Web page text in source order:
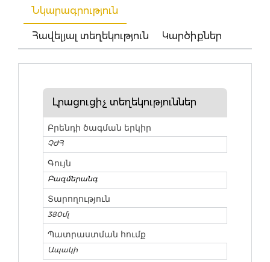
Նկարագրություն
Հավելյալ տեղեկություն Կարծիքներ
Լրացուցիչ տեղեկություններ
Բրենդի ծագման երկիր
ՉԺՀ
Գույն
Բազմերանգ
Տարողություն
380մլ
Պատրաստման հումք
Ապակի